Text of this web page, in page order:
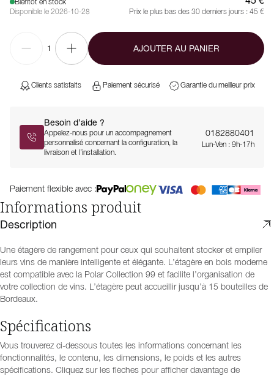
Bientôt en stock
Disponible le 2026-10-28
Prix le plus bas des 30 derniers jours : 45 €
1 AJOUTER AU PANIER
Clients satisfaits Paiement sécurisé Garantie du meilleur prix
Besoin d’aide ?
Appelez-nous pour un accompagnement
personnalisé concernant la configuration, la
livraison et l’installation.
0182880401
Lun-Ven : 9h-17h
Paiement flexible avec :
Informations produit
Description
Une étagère de rangement pour ceux qui souhaitent stocker et empiler
leurs vins de manière intelligente et élégante. L’étagère en bois moderne
est compatible avec la Polar Collection 99 et facilite l’organisation de
votre collection de vins. L’étagère peut accueillir jusqu’à 15 bouteilles de
Bordeaux.
Spécifications
Vous trouverez ci-dessous toutes les informations concernant les
fonctionnalités, le contenu, les dimensions, le poids et les autres
spécifications. Cliquez sur les flèches pour afficher davantage de